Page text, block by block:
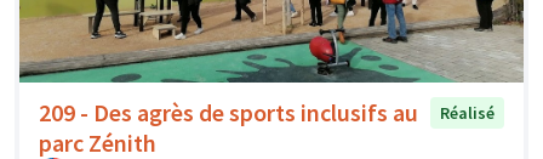
209 - Des agrès de sports inclusifs au
parc Zénith
Réalisé